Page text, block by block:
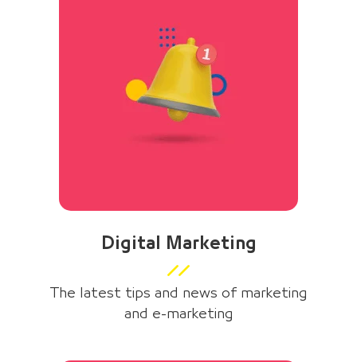
Digital Marketing
The latest tips and news of marketing
and e-marketing